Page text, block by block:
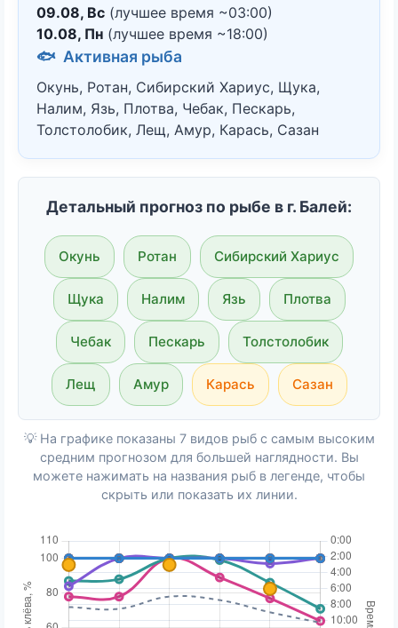
09.08, Вс (лучшее время ~03:00)
10.08, Пн (лучшее время ~18:00)
🐟 Активная рыба
Окунь, Ротан, Сибирский Хариус, Щука,
Налим, Язь, Плотва, Чебак, Пескарь,
Толстолобик, Лещ, Амур, Карась, Сазан
Детальный прогноз по рыбе в г. Балей:
Окунь Ротан Сибирский Хариус
Щука Налим Язь Плотва
Чебак Пескарь Толстолобик
Лещ Амур Карась Сазан
💡 На графике показаны 7 видов рыб с самым высоким
средним прогнозом для большей наглядности. Вы
можете нажимать на названия рыб в легенде, чтобы
скрыть или показать их линии.